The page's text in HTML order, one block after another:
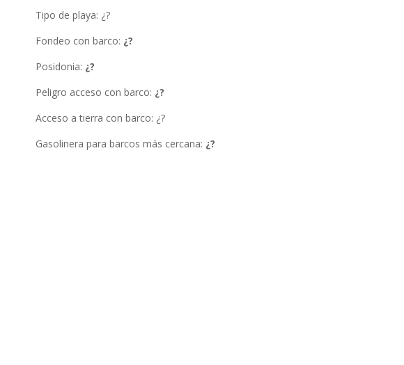
Tipo de playa: ¿?
Fondeo con barco: ¿?
Posidonia: ¿?
Peligro acceso con barco: ¿?
Acceso a tierra con barco: ¿?
Gasolinera para barcos más cercana: ¿?